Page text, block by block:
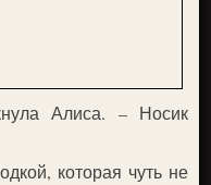
Алиса. – Носик
которая чуть не